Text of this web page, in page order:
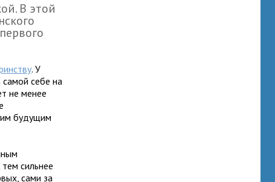
В этой
. У
себе на
не менее
будущим
сильнее
сами за